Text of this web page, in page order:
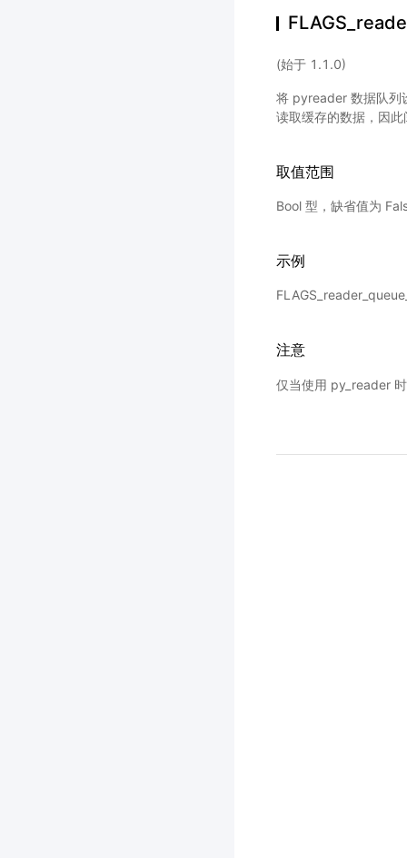
(始于 1.1.0)
将 pyreader 数据队列
读取缓存的数据，因
取值范围
Bool 型，缺省值为
示例
注意
仅当使用 py_reader